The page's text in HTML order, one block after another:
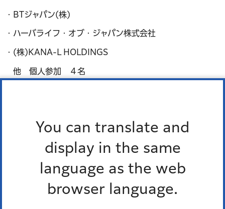
You can translate and
display in the same
language as the web
browser language.
・BTジャパン(株)
・ハーバライフ・オブ・ジャパン株式会社
・(株)KANA-L HOLDINGS
他 個人参加 ４名
「特によくある質問」は、登録されていません。
よくある質問一覧